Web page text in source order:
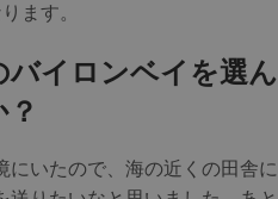
ます。
イロンベイを選ん
にいたので、海の近くの田舎に